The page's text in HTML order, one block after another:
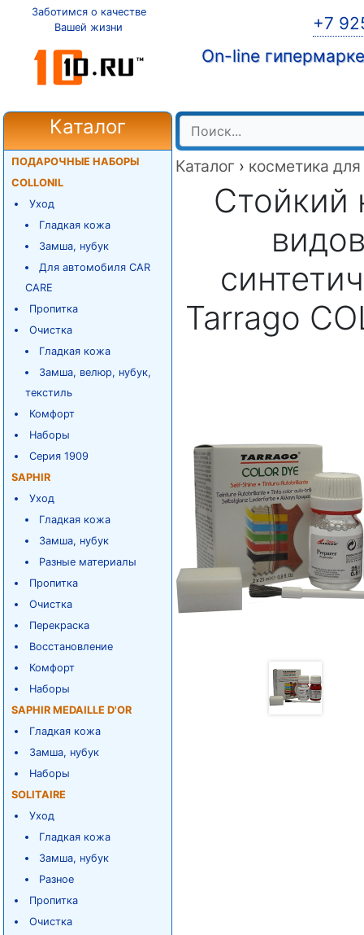
Заботимся о качестве
Вашей жизни
+7
On-line
Каталог
ПОДАРОЧНЫЕ НАБОРЫ
COLLONIL
Уход
Гладкая кожа
Замша, нубук
Для автомобиля CAR
CARE
Пропитка
Очистка
Гладкая кожа
Замша, велюр, нубук,
текстиль
Комфорт
Наборы
Серия 1909
SAPHIR
Уход
Гладкая кожа
Замша, нубук
Разные материалы
Пропитка
Очистка
Перекраска
Восстановление
Комфорт
Наборы
SAPHIR MEDAILLE D'OR
Гладкая кожа
Замша, нубук
Наборы
SOLITAIRE
Уход
Гладкая кожа
Замша, нубук
Разное
Пропитка
Очистка
Каталог › косметика
Стойкий
Tarrago